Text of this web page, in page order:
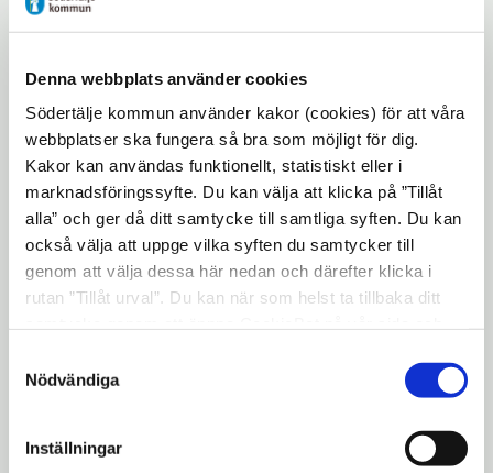
Denna webbplats använder cookies
Södertälje kommun använder kakor (cookies) för att våra
webbplatser ska fungera så bra som möjligt för dig.
Kakor kan användas funktionellt, statistiskt eller i
marknadsföringssyfte. Du kan välja att klicka på ”Tillåt
alla” och ger då ditt samtycke till samtliga syften. Du kan
också välja att uppge vilka syften du samtycker till
genom att välja dessa här nedan och därefter klicka i
rutan ”Tillåt urval”. Du kan när som helst ta tillbaka ditt
"Visa detaljer" kan du läsa om hur kakorna används och
hur vi och våra leverantörer inhämtar och behandlar
Nödvändiga
Inställningar
smartphone Kontaktuppgifter
person Kontaktcenter
home
Nyköpingsvägen 26
151 89 Södertälje
phone 08-523 010 00
mail kontaktcenter@sodertalje.se
Kontaktcenter öppettider Måndag–torsdag
08.00–13.00 Kontaktcenter har stängt under röda